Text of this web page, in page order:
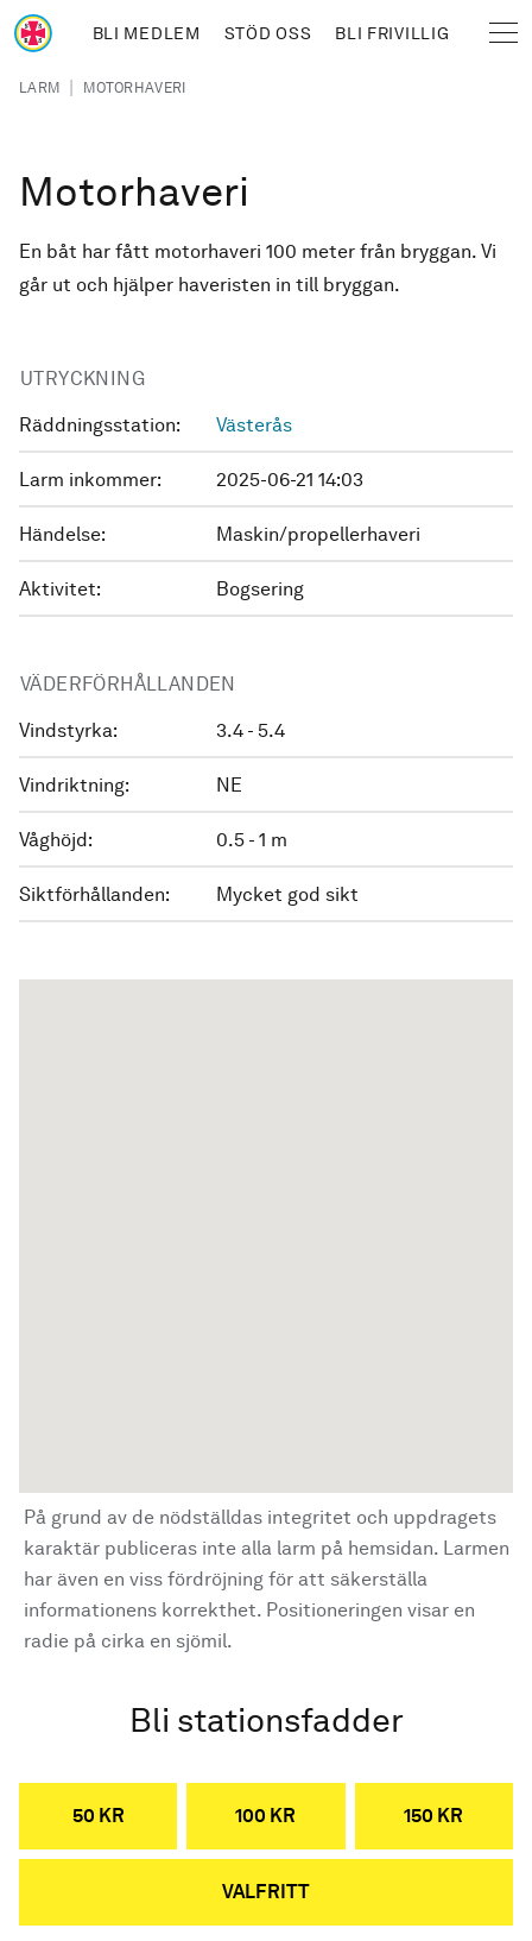
Hoppa till huvudinnehåll
BLI MEDLEM STÖD OSS BLI FRIVILLIG
Länkstig
LARM | MOTORHAVERI
Motorhaveri
En båt har fått motorhaveri 100 meter från bryggan. Vi
går ut och hjälper haveristen in till bryggan.
UTRYCKNING
Räddningsstation: Västerås
Larm inkommer: 2025-06-21 14:03
Händelse: Maskin/propellerhaveri
Aktivitet: Bogsering
VÄDERFÖRHÅLLANDEN
Vindstyrka: 3.4 - 5.4
Vindriktning: NE
Våghöjd: 0.5 - 1 m
Siktförhållanden: Mycket god sikt
På grund av de nödställdas integritet och uppdragets
karaktär publiceras inte alla larm på hemsidan. Larmen
har även en viss fördröjning för att säkerställa
informationens korrekthet. Positioneringen visar en
radie på cirka en sjömil.
Bli stationsfadder
50 KR 100 KR 150 KR
VALFRITT